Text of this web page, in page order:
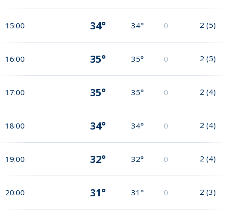
15:00 34° 34° 0 2 (5)
16:00 35° 35° 0 2 (5)
17:00 35° 35° 0 2 (4)
18:00 34° 34° 0 2 (4)
19:00 32° 32° 0 2 (4)
20:00 31° 31° 0 2 (3)